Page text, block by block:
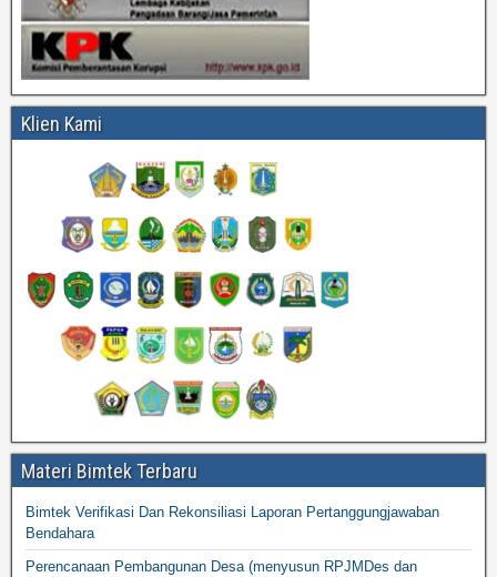
Klien Kami
Materi Bimtek Terbaru
Bimtek Verifikasi Dan Rekonsiliasi Laporan Pertanggungjawaban
Bendahara
Perencanaan Pembangunan Desa (menyusun RPJMDes dan